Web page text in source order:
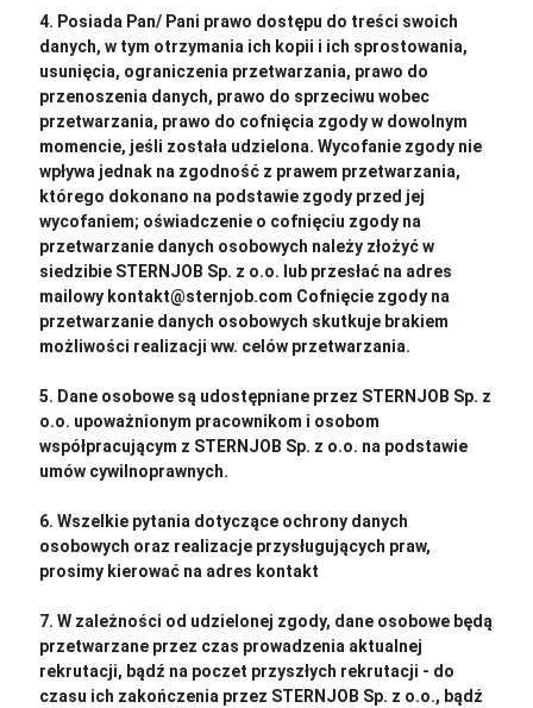
4. Posiada Pan/ Pani prawo dostępu do treści swoich
danych, w tym otrzymania ich kopii i ich sprostowania,
usunięcia, ograniczenia przetwarzania, prawo do
przenoszenia danych, prawo do sprzeciwu wobec
przetwarzania, prawo do cofnięcia zgody w dowolnym
momencie, jeśli została udzielona. Wycofanie zgody nie
wpływa jednak na zgodność z prawem przetwarzania,
którego dokonano na podstawie zgody przed jej
wycofaniem; oświadczenie o cofnięciu zgody na
przetwarzanie danych osobowych należy złożyć w
siedzibie STERNJOB Sp. z o.o. lub przesłać na adres
mailowy kontakt@sternjob.com Cofnięcie zgody na
przetwarzanie danych osobowych skutkuje brakiem
możliwości realizacji ww. celów przetwarzania.
5. Dane osobowe są udostępniane przez STERNJOB Sp. z
o.o. upoważnionym pracownikom i osobom
współpracującym z STERNJOB Sp. z o.o. na podstawie
umów cywilnoprawnych.
6. Wszelkie pytania dotyczące ochrony danych
osobowych oraz realizacje przysługujących praw,
prosimy kierować na adres kontakt
7. W zależności od udzielonej zgody, dane osobowe będą
przetwarzane przez czas prowadzenia aktualnej
rekrutacji, bądź na poczet przyszłych rekrutacji - do
czasu ich zakończenia przez STERNJOB Sp. z o.o., bądź